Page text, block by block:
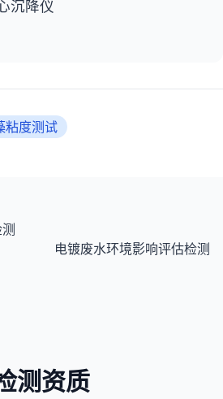
沉降仪
粘度测试
电镀废水环境影响评估检测
测资质